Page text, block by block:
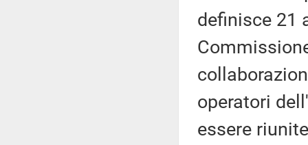
definisce 21
operatori
essere